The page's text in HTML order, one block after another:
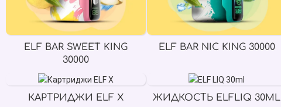
ELF BAR SWEET KING
30000
ELF BAR NIC KING 30000
КАРТРИДЖИ ELF X ЖИДКОСТЬ ELFLIQ 30ML